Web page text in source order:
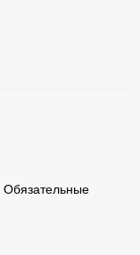
Обязательные